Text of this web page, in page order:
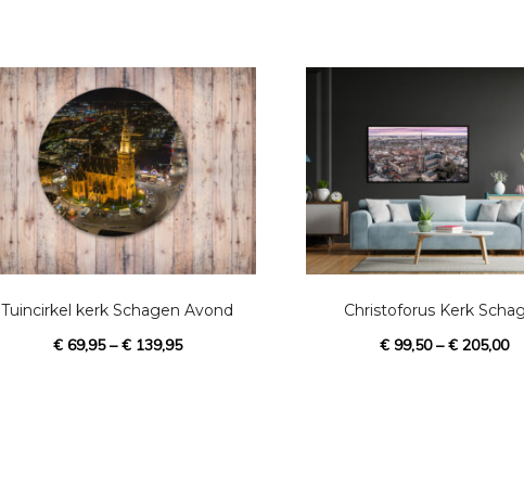
Tuincirkel kerk Schagen Avond
€69,95–€139,95
D
t
p
Christoforus Kerk
€ 99,50–€ 205,00